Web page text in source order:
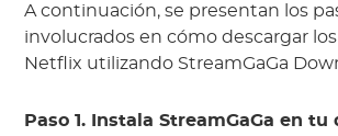
A continuación, se presentan los
involucrados en cómo descargar
Netflix utilizando StreamGaGa
Paso 1. Instala StreamGaGa en